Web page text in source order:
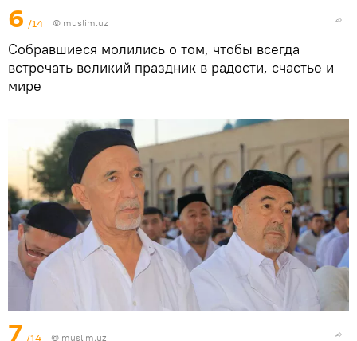
6 /14 © muslim.uz
Собравшиеся молились о том, чтобы всегда
встречать великий праздник в радости, счастье и
мире
7 /14 © muslim.uz